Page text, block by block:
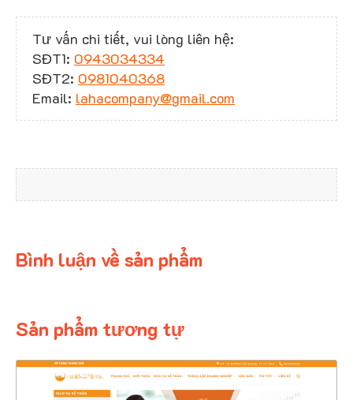
Tư vấn chi tiết, vui lòng liên hệ:
SĐT1: 0943034334
SĐT2: 0981040368
Email: lahacompany@gmail.com
Bình luận về sản phẩm
Sản phẩm tương tự